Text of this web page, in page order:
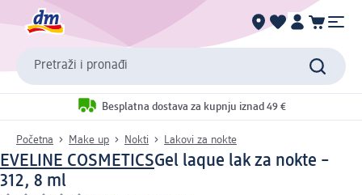
Pretraži i pronađi
Besplatna dostava za kupnju iznad 49 €
Početna Make up Nokti Lakovi za nokte
EVELINE COSMETICSGel laque lak za nokte –
312, 8 ml